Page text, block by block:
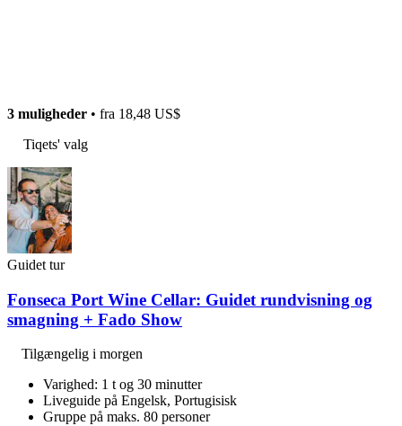
3 muligheder • fra 18,48 US$
Tiqets' valg
Guidet tur
Fonseca Port Wine Cellar: Guidet rundvisning og
smagning + Fado Show
Tilgængelig i morgen
Varighed: 1 t og 30 minutter
Liveguide på Engelsk, Portugisisk
Gruppe på maks. 80 personer